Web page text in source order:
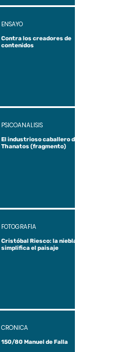
Contra los creadores de
contenidos
ENSAYO
El industrioso caballero de
Thanatos (fragmento)
PSICOANÁLISIS
Cristóbal Riesco: la niebla
simplifica el paisaje
FOTOGRAFÍA
150/80 Manuel de Falla
CRÓNICA